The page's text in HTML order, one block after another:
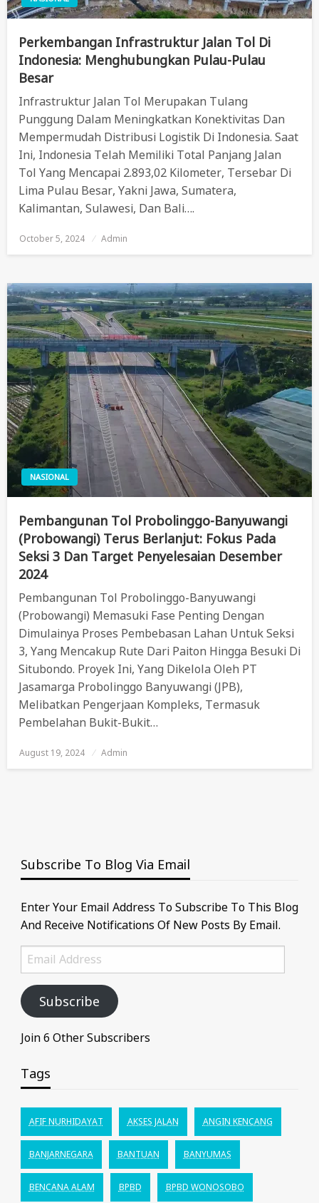
Perkembangan Infrastruktur Jalan Tol Di
Indonesia: Menghubungkan Pulau-Pulau
Besar
Infrastruktur Jalan Tol Merupakan Tulang
Punggung Dalam Meningkatkan Konektivitas Dan
Mempermudah Distribusi Logistik Di Indonesia. Saat
Ini, Indonesia Telah Memiliki Total Panjang Jalan
Tol Yang Mencapai 2.893,02 Kilometer, Tersebar Di
Lima Pulau Besar, Yakni Jawa, Sumatera,
Kalimantan, Sulawesi, Dan Bali….
Posted
October 5, 2024 Admin
NASIONAL
Pembangunan Tol Probolinggo-Banyuwangi
(Probowangi) Terus Berlanjut: Fokus Pada
Seksi 3 Dan Target Penyelesaian Desember
2024
Pembangunan Tol Probolinggo-Banyuwangi
(Probowangi) Memasuki Fase Penting Dengan
Dimulainya Proses Pembebasan Lahan Untuk Seksi
3, Yang Mencakup Rute Dari Paiton Hingga Besuki Di
Situbondo. Proyek Ini, Yang Dikelola Oleh PT
Jasamarga Probolinggo Banyuwangi (JPB),
Melibatkan Pengerjaan Kompleks, Termasuk
Pembelahan Bukit-Bukit…
Posted
On
August 19, 2024 Admin
Subscribe To Blog Via Email
Enter Your Email Address To Subscribe To This Blog
And Receive Notifications Of New Posts By Email.
Email
Address
Subscribe
Join 6 Other Subscribers
Tags
AFIF NURHIDAYAT AKSES JALAN ANGIN KENCANG
BANJARNEGARA BANTUAN BANYUMAS
BENCANA ALAM BPBD BPBD WONOSOBO